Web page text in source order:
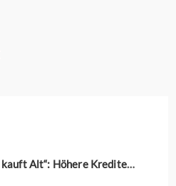
KfW-Förderung „Jung kauft Alt“: Höhere Kredite ab August 2026